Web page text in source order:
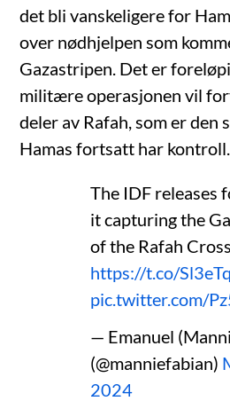
det bli vanskeligere for
over nødhjelpen som
Gazastripen. Det er
militære operasjonen vil
deler av Rafah, som er den
Hamas fortsatt har kontroll.
The IDF releases
it capturing the
of the Rafah
https://t.co/
pic.twitter.com/
— Emanuel
(@manniefabian)
2024